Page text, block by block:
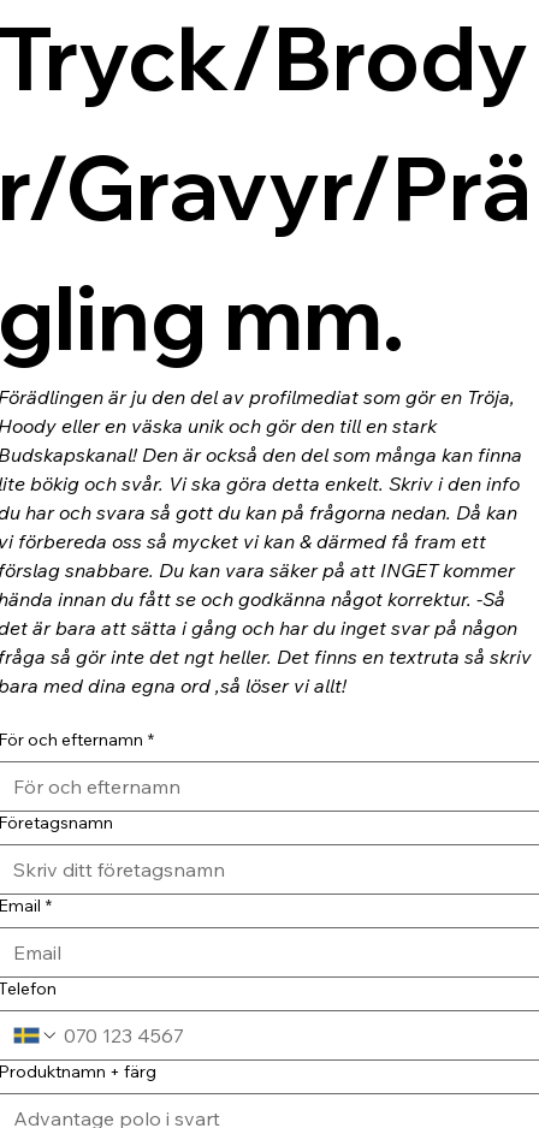
Brody
Gravyr/Prä
mm.
är ju den del av profilmediat som gör en Tröja,
eller en väska unik och gör den till en stark
Den är också den del som många kan finna
bökig och svår. Vi ska göra detta enkelt. Skriv i den info
har och svara så gott du kan på frågorna nedan. Då kan
förbereda oss så mycket vi kan & därmed få fram ett
snabbare. Du kan vara säker på att INGET kommer
innan du fått se och godkänna något korrektur. -Så
är bara att sätta i gång och har du inget svar på någon
så gör inte det ngt heller. Det finns en textruta så skriv
med dina egna ord ,så löser vi allt!
och efternamn *
*
+ färg